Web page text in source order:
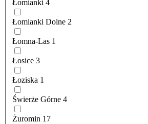
Łomianki 4
Łomianki Dolne 2
Łomna-Las 1
Łosice 3
Łoziska 1
Świerże Górne 4
Żuromin 17